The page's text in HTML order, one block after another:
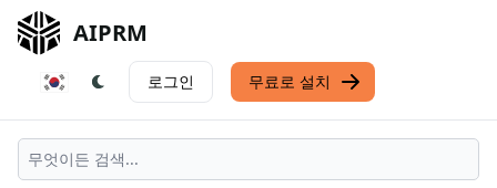
AIPRM
로그인 무료로 설치